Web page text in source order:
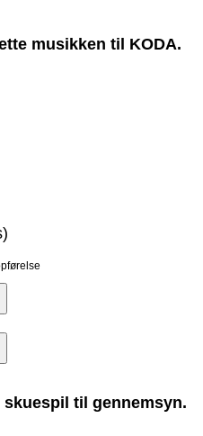
musikken til KODA.
skuespil til gennemsyn.